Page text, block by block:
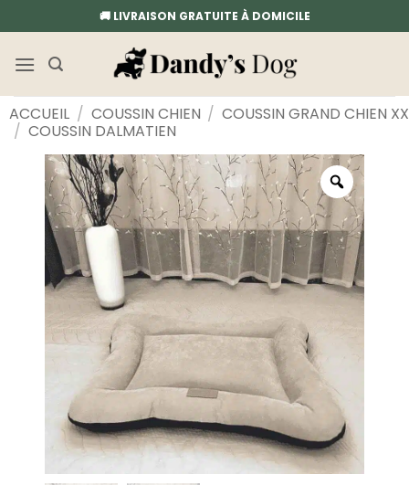
au
contenu
🚚 LIVRAISON GRATUITE À DOMICILE
ACCUEIL / COUSSIN CHIEN / COUSSIN GRAND CHIEN
/ COUSSIN DALMATIEN